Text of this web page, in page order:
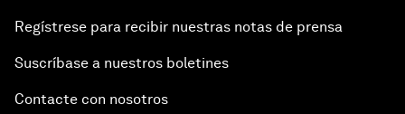
Regístrese para recibir nuestras notas de prensa
Suscríbase a nuestros boletines
Contacte con nosotros